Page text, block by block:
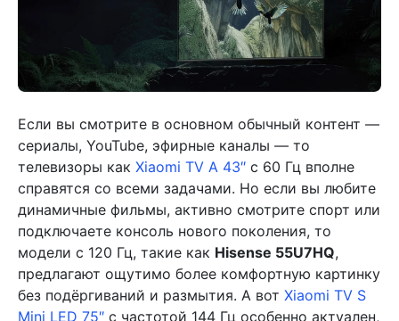
Если вы смотрите в основном обычный контент —
сериалы, YouTube, эфирные каналы — то
телевизоры как Xiaomi TV A 43″ с 60 Гц вполне
справятся со всеми задачами. Но если вы любите
динамичные фильмы, активно смотрите спорт или
подключаете консоль нового поколения, то
модели с 120 Гц, такие как Hisense 55U7HQ,
предлагают ощутимо более комфортную картинку
без подёргиваний и размытия. А вот Xiaomi TV S
Mini LED 75″ с частотой 144 Гц особенно актуален,